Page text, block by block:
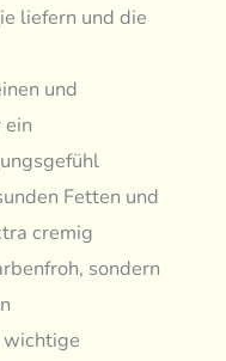
liefern und die
und
Fetten und
cremig
sondern
wichtige